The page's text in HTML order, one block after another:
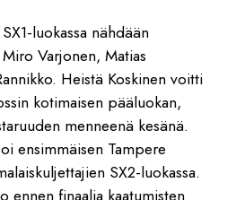
luokassa nähdään
Varjonen, Matias
Heistä Koskinen voitti
kotimaisen pääluokan,
menneenä kesänä.
ensimmäisen Tampere
SX2-luokassa.